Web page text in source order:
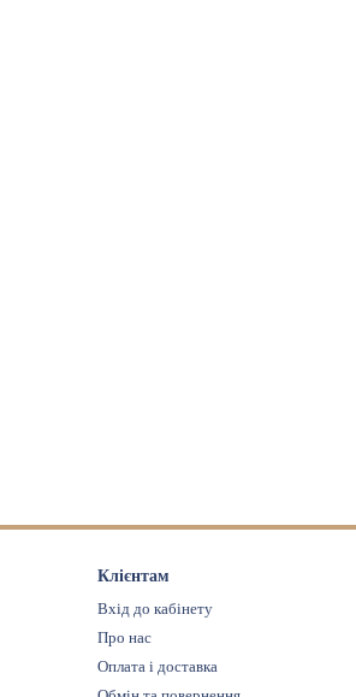
Клієнтам
Вхід до кабінету
Про нас
Оплата і доставка